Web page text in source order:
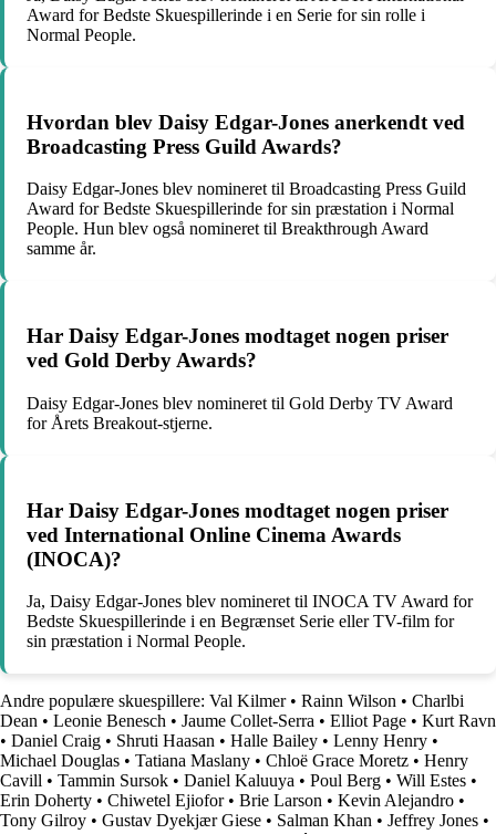
Award for Bedste Skuespillerinde i en Serie for sin rolle i
Normal People.
Hvordan blev Daisy Edgar-Jones anerkendt ved
Broadcasting Press Guild Awards?
Daisy Edgar-Jones blev nomineret til Broadcasting Press Guild
Award for Bedste Skuespillerinde for sin præstation i Normal
People. Hun blev også nomineret til Breakthrough Award
samme år.
Har Daisy Edgar-Jones modtaget nogen priser
ved Gold Derby Awards?
Daisy Edgar-Jones blev nomineret til Gold Derby TV Award
for Årets Breakout-stjerne.
Har Daisy Edgar-Jones modtaget nogen priser
ved International Online Cinema Awards
(INOCA)?
Ja, Daisy Edgar-Jones blev nomineret til INOCA TV Award for
Bedste Skuespillerinde i en Begrænset Serie eller TV-film for
sin præstation i Normal People.
Andre populære skuespillere: Val Kilmer• Rainn Wilson • Charlbi
Dean • Leonie Benesch • Jaume Collet-Serra • Elliot Page • Kurt Ravn
• Daniel Craig • Shruti Haasan • Halle Bailey • Lenny Henry •
Michael Douglas • Tatiana Maslany • Chloë Grace Moretz • Henry
Cavill • Tammin Sursok • Daniel Kaluuya • Poul Berg • Will Estes •
Erin Doherty • Chiwetel Ejiofor• Brie Larson • Kevin Alejandro •
Tony Gilroy • Gustav Dyekjær Giese • Salman Khan • Jeffrey Jones •